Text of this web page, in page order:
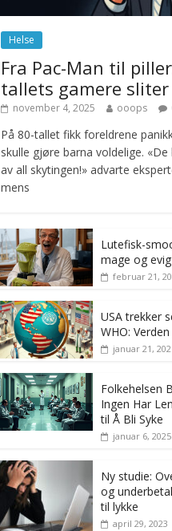
No Comments
nullvisjon for
juni 23, 2026
Comments
Helse
Fra Pac-Man til
tallets gamere
november 4, 2025 ooops
På 80-tallet fikk foreldrene
skulle gjøre barna voldelige. «De
av all skytingen!» advarte
mens
Lutefisk-
mage og
februar 21,
USA trekker
WHO:
januar 21,
Folkehelsen
Ingen Har
til Å Bli Syke
januar 6, 2025
Ny studie:
og
til lykke
april 29, 2023